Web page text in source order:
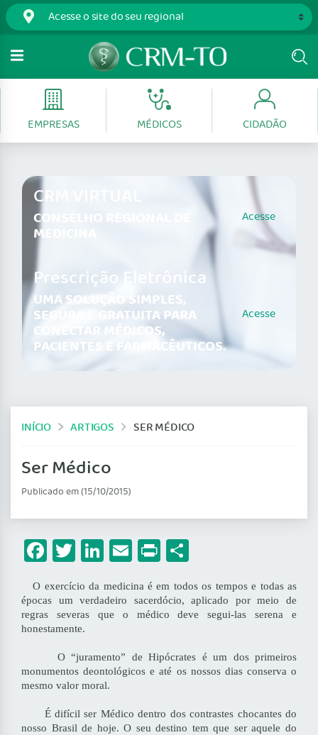
EMPRESAS MÉDICOS CIDADÃO
CRM VIRTUAL
CONSELHO REGIONAL DE
MEDICINA
Acesse
Prescrição Eletrônica
UMA SOLUÇÃO SIMPLES,
SEGURA E GRATUITA PARA
CONECTAR MÉDICOS,
PACIENTES E FARMACÊUTICOS.
Acesse
INÍCIO ARTIGOS SER MÉDICO
Ser Médico
Publicado em (15/10/2015)
Facebook
Twitter
LinkedIn
Email
Print
O exercício da medicina é em todos os tempos e todas as
épocas um verdadeiro sacerdócio, aplicado por meio de
regras severas que o médico deve segui-las serena e
honestamente.
O “juramento” de Hipócrates é um dos primeiros
monumentos deontológicos e até os nossos dias conserva o
mesmo valor moral.
É difícil ser Médico dentro dos contrastes chocantes do
nosso Brasil de hoje. O seu destino tem que ser aquele do